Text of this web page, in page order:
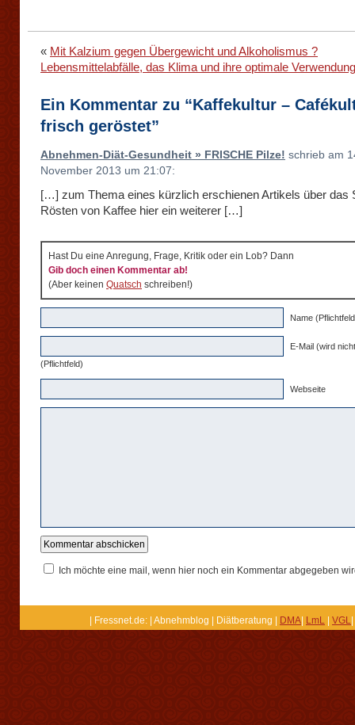
« Mit Kalzium gegen Übergewicht und Alkoholismus ?
Lebensmittelabfälle, das Klima und ihre optimale Verwendung
Ein Kommentar zu “Kaffekultur –
frisch geröstet”
Abnehmen-Diät-Gesundheit » FRISCHE Pilze! schrieb am
November 2013 um 21:07:
[…] zum Thema eines kürzlich erschienen Artikels über das
Rösten von Kaffee hier ein weiterer […]
Hast Du eine Anregung, Frage, Kritik oder ein Lob? Dann
Gib doch einen Kommentar ab!
(Aber keinen Quatsch schreiben!)
Name
E-Mail (wird
(Pflichtfeld)
Webseite
Ich möchte eine mail, wenn hier noch ein Kommentar abgegeben
| Fressnet.de: | Abnehmblog | Diätberatung | DMA LmL VGL